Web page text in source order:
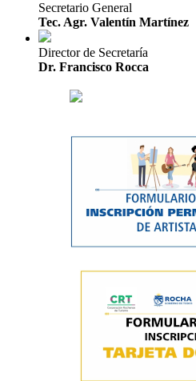
Secretario General
Tec. Agr. Valentín Martínez
Director de Secretaría
Dr. Francisco Rocca